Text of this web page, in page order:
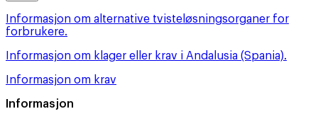
Informasjon om alternative tvisteløsningsorganer for
forbrukere.
Informasjon om klager eller krav i Andalusia (Spania).
Informasjon om krav
Informasjon